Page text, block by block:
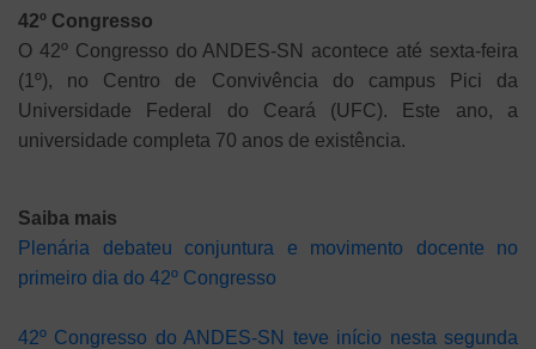
42º Congresso
O 42º Congresso do ANDES-SN acontece até sexta-feira
(1º), no Centro de Convivência do campus Pici da
Universidade Federal do Ceará (UFC). Este ano, a
universidade completa 70 anos de existência.
Saiba mais
Plenária debateu conjuntura e movimento docente no
primeiro dia do 42º Congresso
42º Congresso do ANDES-SN teve início nesta segunda